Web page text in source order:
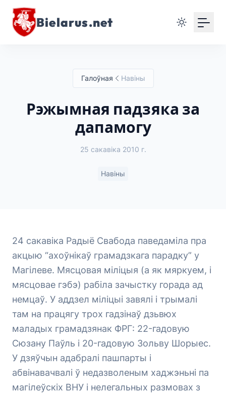
Bielarus.net
Галоўная Навіны
Рэжымная падзяка за
дапамогу
25 сакавіка 2010 г.
Навіны
24 сакавіка Радыё Свабода паведаміла пра
акцыю “ахоўнікаў грамадзкага парадку” у
Магілеве. Мясцовая міліцыя (а як мяркуем, і
мясцовае гэбэ) рабіла зачыстку горада ад
немцаў. У аддзел міліцыі завялі і трымалі
там на працягу трох гадзінаў дзьвюх
маладых грамадзянак ФРГ: 22-гадовую
Сюзану Паўль і 20-гадовую Зольву Шорыес.
У дзяўчын адабралі пашпарты і
абвінавачвалі ў недазволеным хаджэньні па
магілеўскіх ВНУ і нелегальных размовах з